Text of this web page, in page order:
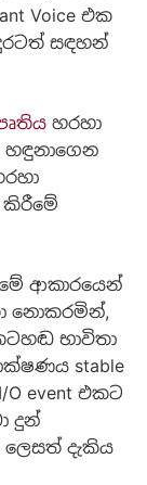
Voice එක
සඳහන්
හරහා
කිරීමේ
ආකාරයෙන්
නොකරමින්,
භාවිතා
stable
event එකට
දුන්
දැකිය